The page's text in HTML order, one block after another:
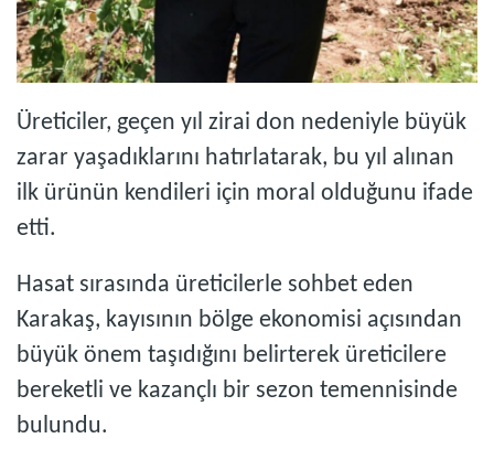
Üreticiler, geçen yıl zirai don nedeniyle büyük
zarar yaşadıklarını hatırlatarak, bu yıl alınan
ilk ürünün kendileri için moral olduğunu ifade
etti.
Hasat sırasında üreticilerle sohbet eden
Karakaş, kayısının bölge ekonomisi açısından
büyük önem taşıdığını belirterek üreticilere
bereketli ve kazançlı bir sezon temennisinde
bulundu.